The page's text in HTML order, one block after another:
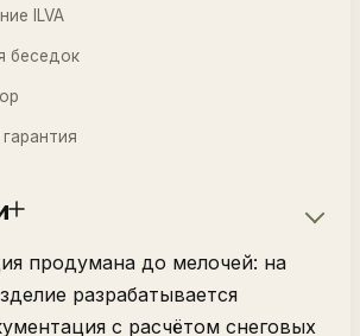
ILVA
беседок
продумана до мелочей: на
разрабатывается
с расчётом снеговых